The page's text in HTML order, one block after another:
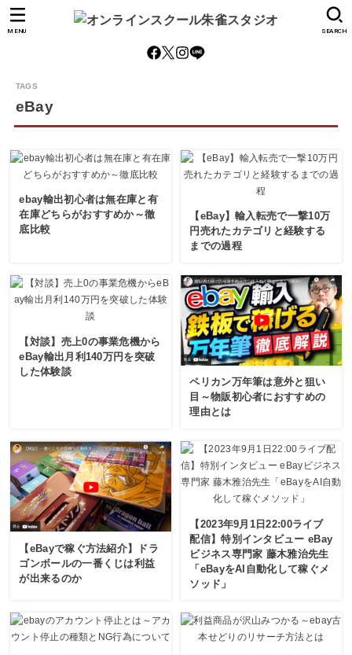
SEARCH
MENU
eBay
ebay輸出初心者は無在庫と有
在庫どちらがおすすめか～徹
底比較
【eBay】輸入転売で一撃10万
円売れたカテゴリと経験する
までの過程
【対談】売上0の事業危機から
eBay輸出月利140万円を突破
した体験談
ペリカン万年筆は意外と狙い
目～物販初心者におすすめの
理由とは
【eBayで稼ぐ方法紹介】ドラ
ゴンボールの一番くじは利益
が出来るのか
【2023年9月1日22:00ライブ
配信】特別インタビュー eBay
ビジネス専門家 藤木雅治先生
「eBayをAI自動化して稼ぐメ
ソッド」